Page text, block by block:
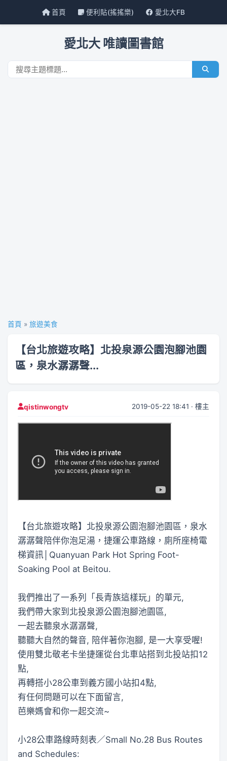
首頁 便利貼(搖搖樂) 愛北大FB
愛北大 唯讀圖書館
首頁 » 旅遊美食
【台北旅遊攻略】北投泉源公園泡腳池園
區，泉水潺潺聲...
qistinwongtv 2019-05-22 18:41 · 樓主
【台北旅遊攻略】北投泉源公園泡腳池園區，泉水
潺潺聲陪伴你泡足湯，捷運公車路線，廁所座椅電
梯資訊│Quanyuan Park Hot Spring Foot-
Soaking Pool at Beitou.
我們推出了一系列「長青族這樣玩」的單元,
我們帶大家到北投泉源公園泡腳池園區,
一起去聽泉水潺潺聲,
聽聽大自然的聲音, 陪伴著你泡腳, 是一大享受喔!
使用雙北敬老卡坐捷運從台北車站搭到北投站扣12
點,
再轉搭小28公車到義方國小站扣4點,
有任何問題可以在下面留言,
芭樂媽會和你一起交流~
小28公車路線時刻表／Small No.28 Bus Routes
and Schedules: